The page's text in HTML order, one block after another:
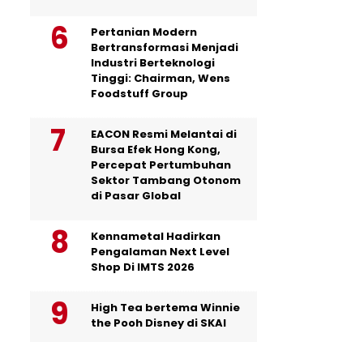
Pertanian Modern
Bertransformasi Menjadi
Industri Berteknologi
Tinggi: Chairman, Wens
Foodstuff Group
EACON Resmi Melantai di
Bursa Efek Hong Kong,
Percepat Pertumbuhan
Sektor Tambang Otonom
di Pasar Global
Kennametal Hadirkan
Pengalaman Next Level
Shop Di IMTS 2026
High Tea bertema Winnie
the Pooh Disney di SKAI